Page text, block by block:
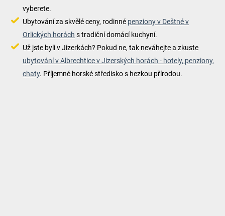
vyberete.
Ubytování za skvělé ceny, rodinné penziony v Deštné v
Orlických horách s tradiční domácí kuchyní.
Už jste byli v Jizerkách? Pokud ne, tak neváhejte a zkuste
ubytování v Albrechtice v Jizerských horách - hotely, penziony,
chaty. Příjemné horské středisko s hezkou přírodou.